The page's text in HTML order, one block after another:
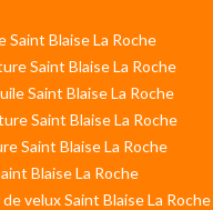
Blaise La Roche
Saint Blaise La Roche
Saint Blaise La Roche
Saint Blaise La Roche
Saint Blaise La Roche
Blaise La Roche
velux Saint Blaise La Roche